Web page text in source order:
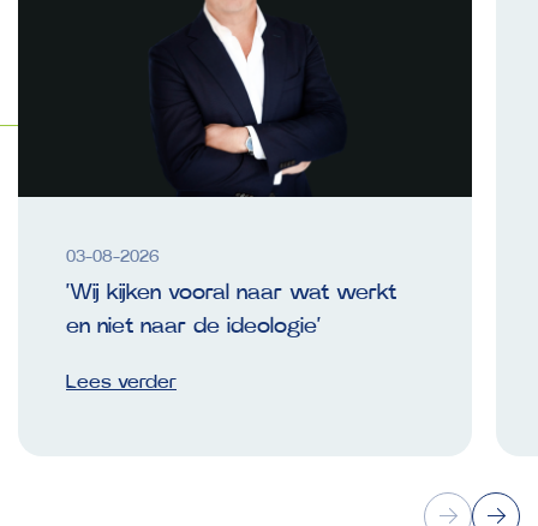
03-08-2026
‘Wij kijken vooral naar wat werkt
en niet naar de ideologie’
Lees verder